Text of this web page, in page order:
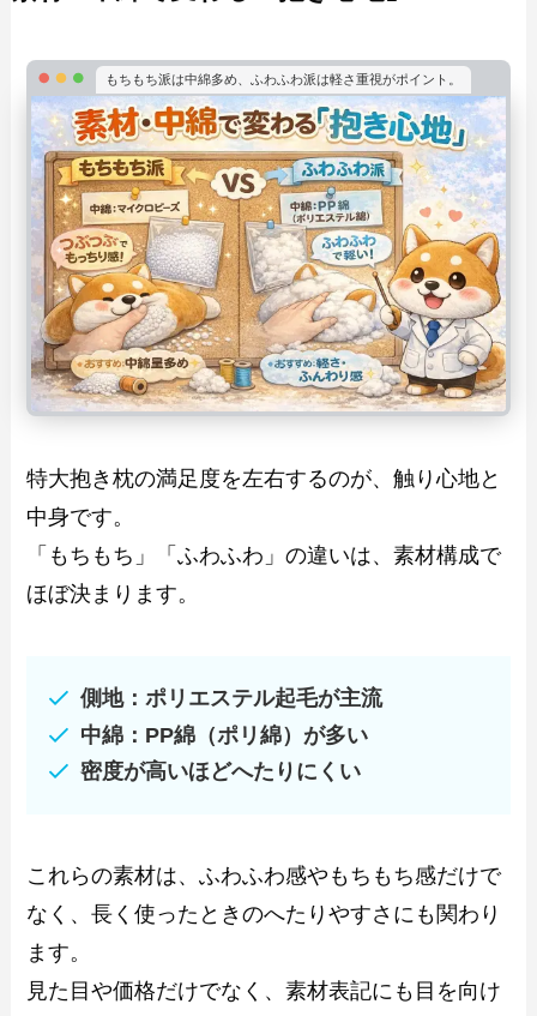
もちもち派は中綿多め、ふわふわ派は軽さ重視がポイント。
特大抱き枕の満足度を左右するのが、触り心地と
中身です。
「もちもち」「ふわふわ」の違いは、素材構成で
ほぼ決まります。
側地：ポリエステル起毛が主流
中綿：PP綿（ポリ綿）が多い
密度が高いほどへたりにくい
これらの素材は、ふわふわ感やもちもち感だけで
なく、長く使ったときのへたりやすさにも関わり
ます。
見た目や価格だけでなく、素材表記にも目を向け